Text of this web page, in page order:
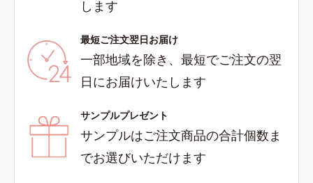
します
最短ご注文翌日お届け
一部地域を除き、最短でご注文の翌
日にお届けいたします
サンプルプレゼント
サンプルはご注文商品の合計個数ま
でお選びいただけます